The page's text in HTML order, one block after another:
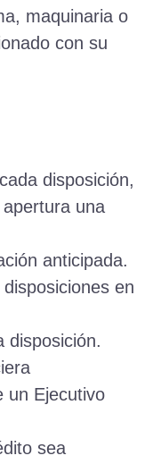
maquinaria o
con su
disposición,
una
anticipada.
en
disposición.
un Ejecutivo
sea